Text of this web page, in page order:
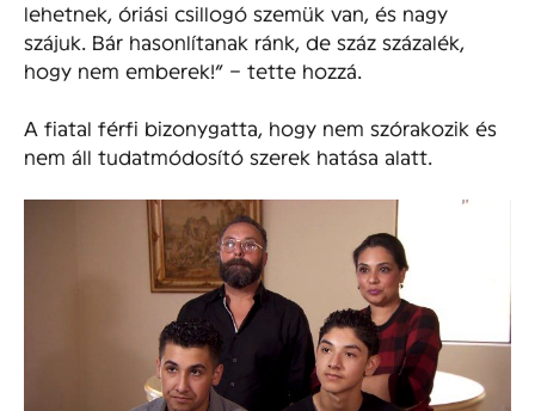
lehetnek, óriási csillogó szemük van, és nagy
szájuk. Bár hasonlítanak ránk, de száz százalék,
hogy nem emberek!” – tette hozzá.
A fiatal férfi bizonygatta, hogy nem szórakozik és
nem áll tudatmódosító szerek hatása alatt.